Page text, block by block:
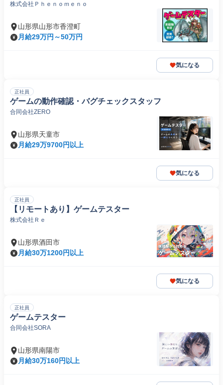
株式会社Ｐｈｅｎｏｍｅｎｏ
山形県山形市香澄町
月給29万円～50万円
気になる
正社員
ゲームの動作確認・バグチェックスタッフ
合同会社ZERO
山形県天童市
月給29万9700円以上
気になる
正社員
【リモートあり】ゲームテスター
株式会社Ｒｅ
山形県酒田市
月給30万1200円以上
気になる
正社員
ゲームテスター
合同会社SORA
山形県南陽市
月給30万160円以上